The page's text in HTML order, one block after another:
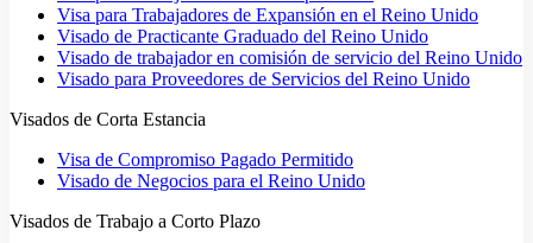
Visa para Trabajadores de Expansión en el Reino Unido
Visado de Practicante Graduado del Reino Unido
Visado de trabajador en comisión de servicio del Reino Unido
Visado para Proveedores de Servicios del Reino Unido
Visados de Corta Estancia
Visa de Compromiso Pagado Permitido
Visado de Negocios para el Reino Unido
Visados de Trabajo a Corto Plazo